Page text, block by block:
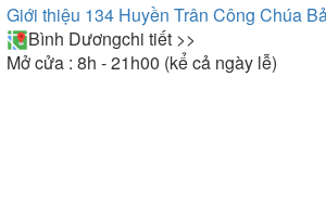
Giới thiệu 134 Huyền Trân Công Chúa
Bình Dươngchi tiết >>
Mở cửa : 8h - 21h00 (kể cả ngày lễ)